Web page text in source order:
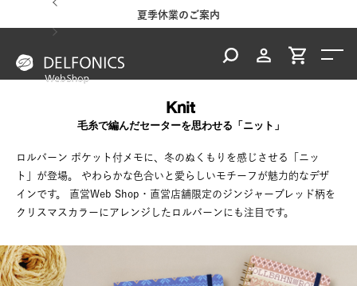
夏季休業のご案内
Knit
毛糸で編んだセーターを思わせる「ニット」
ロルバーン ポケット付メモに、冬のぬくもりを感じさせる「ニッ
ト」が登場。
やわらかな色合いと愛らしいモチーフが魅力的なデザ
インです。
直営Web Shop・直営店舗限定のジンジャーブレッド柄を
クリスマスカラーにアレンジしたロルバーンにも注目です。